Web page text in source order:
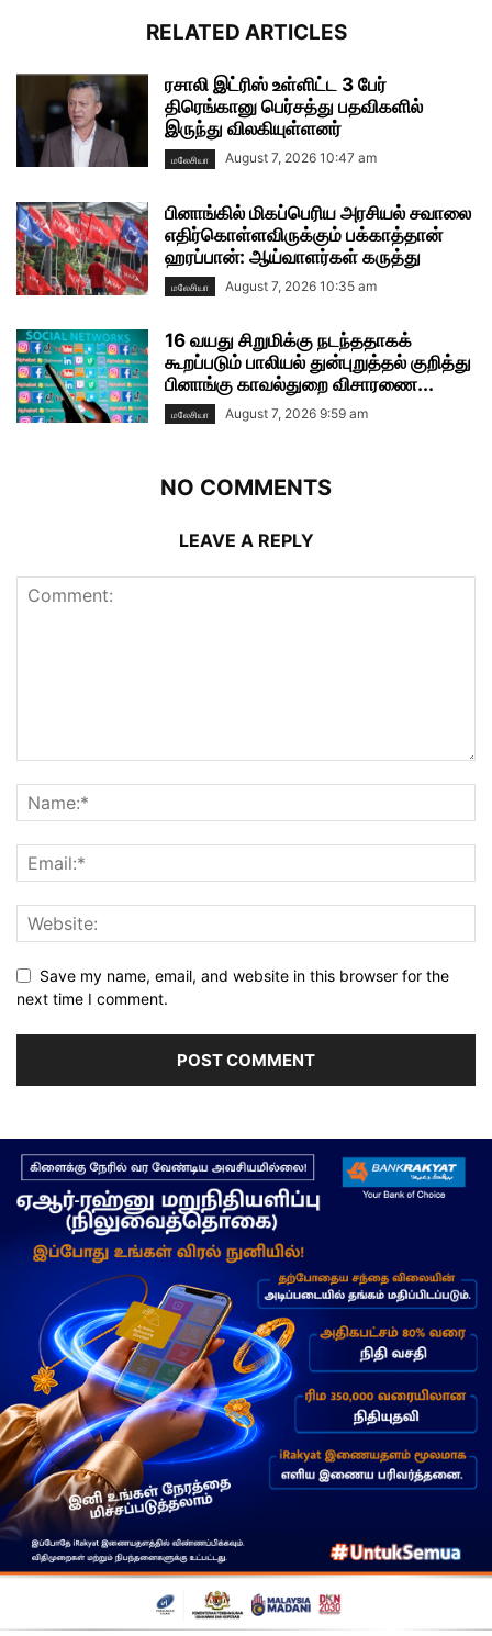
RELATED ARTICLES
ரசாலி இட்ரிஸ் உள்ளிட்ட 3 பேர்
திரெங்கானு பெர்சத்து பதவிகளில்
இருந்து விலகியுள்ளனர்
மலேசியா August 7, 2026 10:47 am
பினாங்கில் மிகப்பெரிய அரசியல் சவாலை
எதிர்கொள்ளவிருக்கும் பக்காத்தான்
ஹரப்பான்: ஆய்வாளர்கள் கருத்து
மலேசியா August 7, 2026 10:35 am
16 வயது சிறுமிக்கு நடந்ததாகக்
கூறப்படும் பாலியல் துன்புறுத்தல் குறித்து
பினாங்கு காவல்துறை விசாரணை...
மலேசியா August 7, 2026 9:59 am
NO COMMENTS
LEAVE A REPLY
Save my name, email, and website in this browser for the
next time I comment.